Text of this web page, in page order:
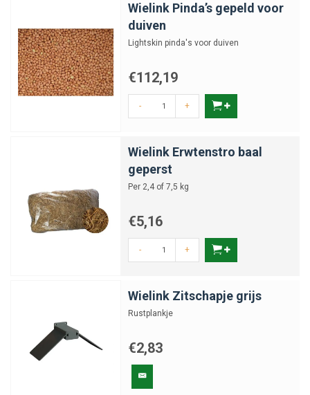
Wielink Pinda’s gepeld voor
duiven
Lightskin pinda's voor duiven
€112,19
- +
Wielink Erwtenstro baal
geperst
Per 2,4 of 7,5 kg
€5,16
- +
Wielink Zitschapje grijs
Rustplankje
€2,83